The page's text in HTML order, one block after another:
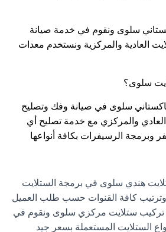
سلوى ونقوم في خدمة صيانة
العادية والمركزية ونستخدم معدات
سلوى؟
سلوى في صيانة وفك وتصليح
والمركزي مع خدمة تصليح أي
الرسيفرات بكافة أنواعها
هندي سلوى في برمجة الستلايت
كافة القنوات حسب طلب العميل
ستلايت مركزي سلوى ونقوم في
الستلايت المستعملة بسعر جيد